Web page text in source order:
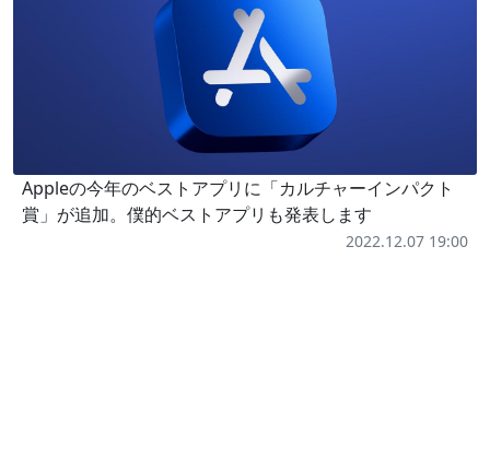
Appleの今年のベストアプリに「カルチャーインパクト
賞」が追加。僕的ベストアプリも発表します
2022.12.07 19:00